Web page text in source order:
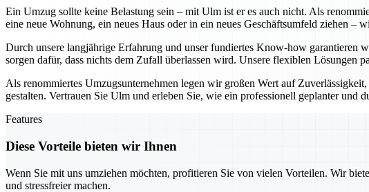
Ein Umzug sollte keine Belastung sein – mit Ulm ist er es auch nicht. Als
eine neue Wohnung, ein neues Haus oder in ein neues Geschäftsumfeld ziehen –
Durch unsere langjährige Erfahrung und unser fundiertes Know-how garantieren
sorgen dafür, dass nichts dem Zufall überlassen wird. Unsere flexiblen Lösungen
Als renommiertes Umzugsunternehmen legen wir großen Wert auf
gestalten. Vertrauen Sie Ulm und erleben Sie, wie ein professionell geplanter und
Features
Diese Vorteile bieten wir Ihnen
Wenn Sie mit uns umziehen möchten, profitieren Sie von vielen Vorteilen. Wir
und stressfreier machen.